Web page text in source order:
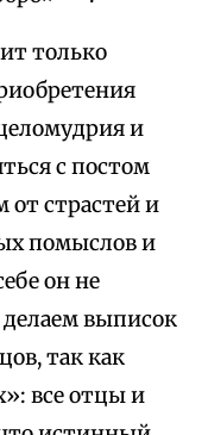
только
и
с постом
страстей и
помыслов и
он не
делаем выписок
так как
все отцы и